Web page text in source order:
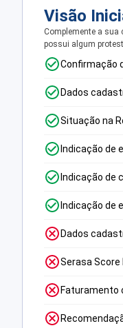
Visão
Complemente a sua
possui algum
Confirmação
Dados
Situação na
Indicação de
Indicação de
Indicação de
Dados
Serasa Score
Faturamento